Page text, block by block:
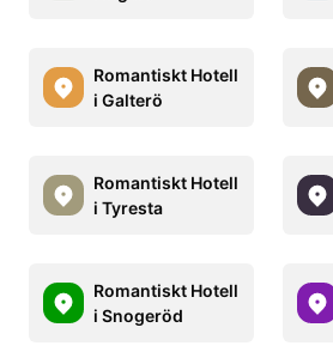
Romantiskt Hotell
i Galterö
Romantiskt Hotell
i Tyresta
Romantiskt Hotell
i Snogeröd